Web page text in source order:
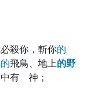
殺你，斬你的
的飛鳥、地上的野
有 神；